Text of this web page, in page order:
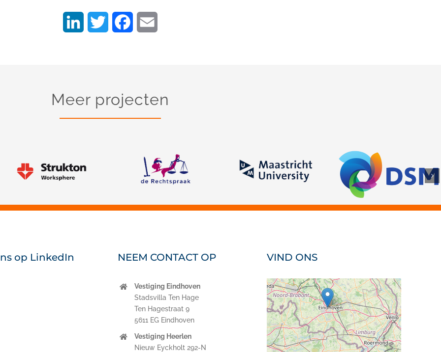
LinkedInTwitter Facebook
Meer projecten
op LinkedIn NEEM CONTACT OP
Vestiging Eindhoven
Stadsvilla Ten Hage
Ten Hagestraat 9
5611 EG Eindhoven
Vestiging Heerlen
Nieuw Eyckholt 292-N
VIND ONS